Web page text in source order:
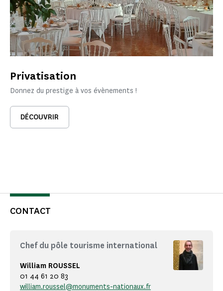
Privatisation
Donnez du prestige à vos évènements !
DÉCOUVRIR
CONTACT
Chef du pôle tourisme international
William ROUSSEL
01 44 61 20 83
william.roussel@monuments-nationaux.fr